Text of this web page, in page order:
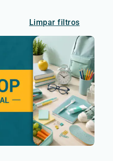
Limpar filtros